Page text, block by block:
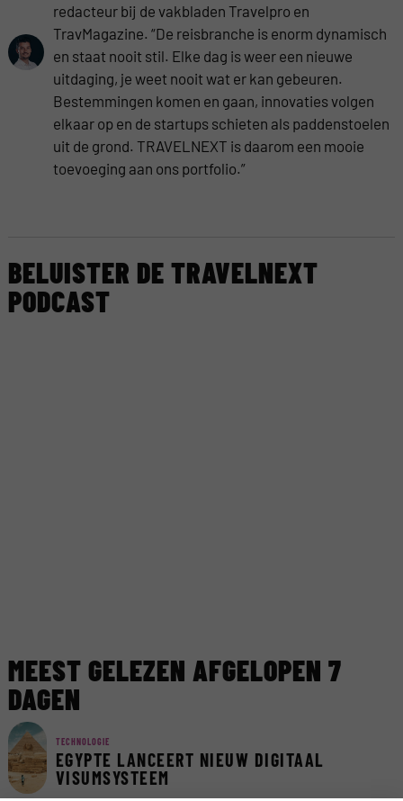
redacteur bij de vakbladen Travelpro en
TravMagazine. “De reisbranche is enorm dynamisch
en staat nooit stil. Elke dag is weer een nieuwe
uitdaging, je weet nooit wat er kan gebeuren.
Bestemmingen komen en gaan, innovaties volgen
elkaar op en de startups schieten als paddenstoelen
uit de grond. TRAVELNEXT is daarom een mooie
toevoeging aan ons portfolio.”
BELUISTER DE TRAVELNEXT
PODCAST
MEEST GELEZEN AFGELOPEN 7
DAGEN
TECHNOLOGIE
EGYPTE LANCEERT NIEUW DIGITAAL
VISUMSYSTEEM